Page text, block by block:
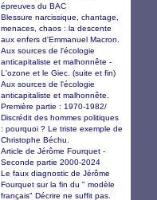
épreuves du BAC
Blessure narcissique, chantage,
menaces, chaos : la descente
aux enfers d'Emmanuel Macron.
Aux sources de l'écologie
anticapitaliste et malhonnête -
L'ozone et le Giec. (suite et fin)
Aux sources de l'écologie
anticapitaliste et malhonnête.
Première partie : 1970-1982/
Discrédit des hommes politiques
: pourquoi ? Le triste exemple de
Christophe Béchu.
Article de Jérôme Fourquet -
Seconde partie 2000-2024
Le faux diagnostic de Jérôme
Fourquet sur la fin du " modèle
français" Décrire ne suffit pas.